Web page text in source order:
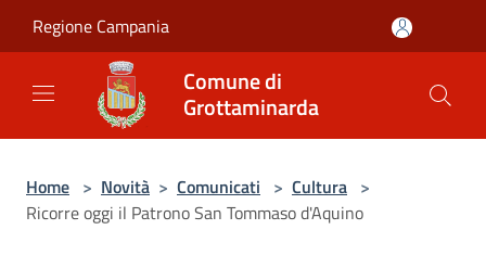
Regione Campania
Comune di
Grottaminarda
Home > Novità > Comunicati > Cultura >
Ricorre oggi il Patrono San Tommaso d'Aquino